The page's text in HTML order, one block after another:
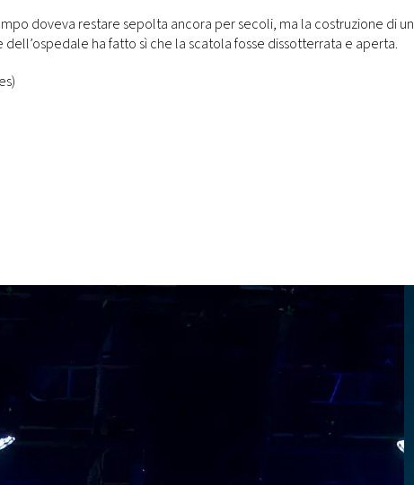
doveva restare sepolta ancora per secoli, ma la costruzione di un
ha fatto sì che la scatola fosse dissotterrata e aperta.